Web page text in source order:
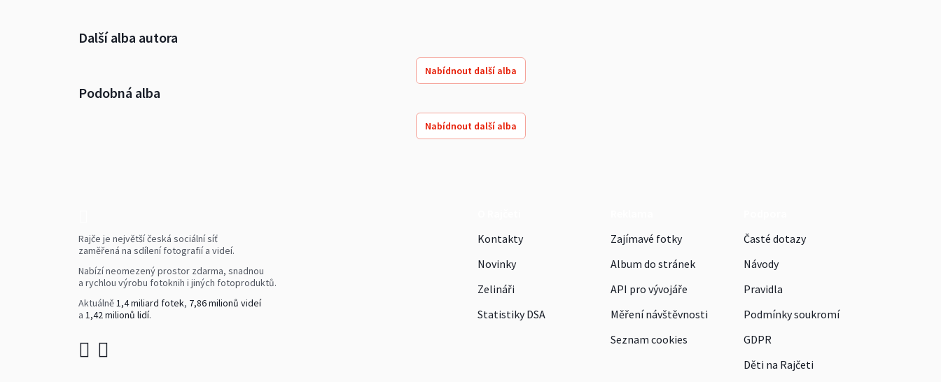
Další alba autora
Nabídnout další alba
Podobná alba
Nabídnout další alba
Rajče je největší česká sociální síť
zaměřená na sdílení fotografií a videí.
Nabízí neomezený prostor zdarma, snadnou
a rychlou výrobu fotoknih i jiných fotoproduktů.
Aktuálně1,4 miliard fotek, 7,86 milionů videí
a 1,42 milionů lidí.
Kontakty
Novinky
Zelináři
Statistiky DSA
Zajímavé fotky
Album do stránek
API pro vývojáře
Měření návštěvnosti
Seznam cookies
Časté dotazy
Návody
Pravidla
Podmínky soukromí
GDPR
Děti na Rajčeti